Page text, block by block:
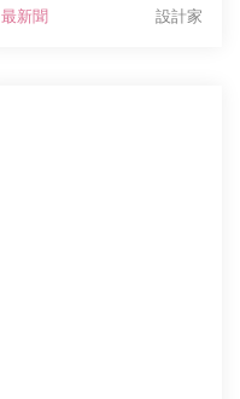
品牌、行銷」為主題，目
的在於強調：好的創意不
最新聞 設計家